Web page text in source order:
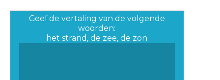
Geef de vertaling van de volgende
woorden:
het strand, de zee, de zon